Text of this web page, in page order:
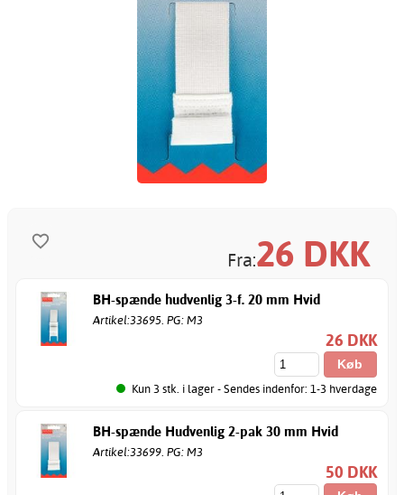
Fra:26 DKK
BH-spænde hudvenlig 3-f. 20 mm Hvid
Artikel:33695. PG: M3
26 DKK
Kun 3 stk. i lager - Sendes indenfor: 1-3 hverdage
BH-spænde Hudvenlig 2-pak 30 mm Hvid
Artikel:33699. PG: M3
50 DKK